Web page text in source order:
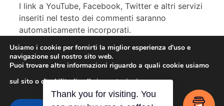
I link a YouTube, Facebook, Twitter e altri servizi
inseriti nel testo dei commenti saranno
automaticamente incorporati.
Usiamo i cookie per fornirti la miglior esperienza d'uso e
navigazione sul nostro sito web.
Puoi trovare altre informazioni riguardo a quali cookie usiamo
sul sito o disabilitarli nelleimpostazioni.
Contact me